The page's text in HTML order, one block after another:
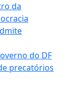
da
do DF
precatórios